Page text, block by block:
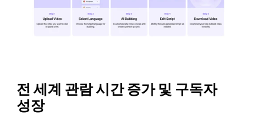
전 세계 관람 시간 증가 및 구독자
성장